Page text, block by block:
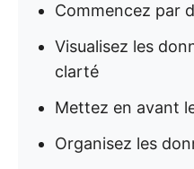
Commencez par
Visualisez les
clarté
Mettez en avant
Organisez les